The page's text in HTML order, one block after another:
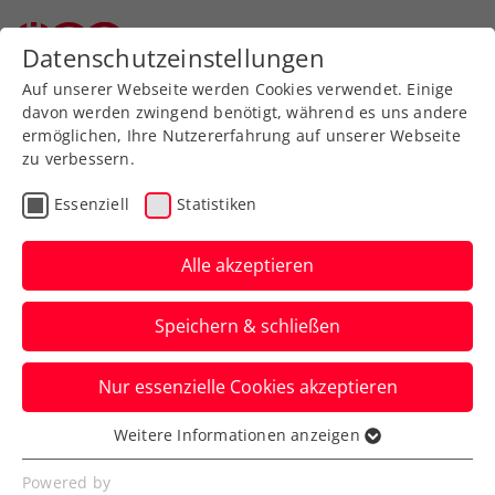
Zurück zur Newsübersicht
Turniere
Erste Bank Open: Thriller
in der Stadthalle – Thiem
kämpft sich ins
Achtelfinale
Das ÖTV-Aushängeschild kommt beim
ATP-500-Turnier in Wien nach zwei
abgewehrten Matchbällen weiter.
Datenschutzeinstellungen
Auf unserer Webseite werden Cookies verwendet. Einige
davon werden zwingend benötigt, während es uns andere
ermöglichen, Ihre Nutzererfahrung auf unserer Webseite
zu verbessern.
Essenziell Statistiken
Alle akzeptieren
Speichern & schließen
Nur essenzielle Cookies akzeptieren
Essenziell
Essenzielle Cookies werden für grundlegende
Weitere Informationen anzeigen
Powered by